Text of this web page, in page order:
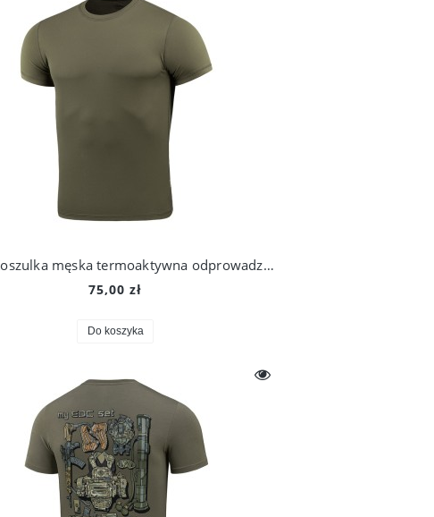
M-Tac Koszulka męska termoaktywna odprowadzająca pot Summer
75,00 zł
Do koszyka